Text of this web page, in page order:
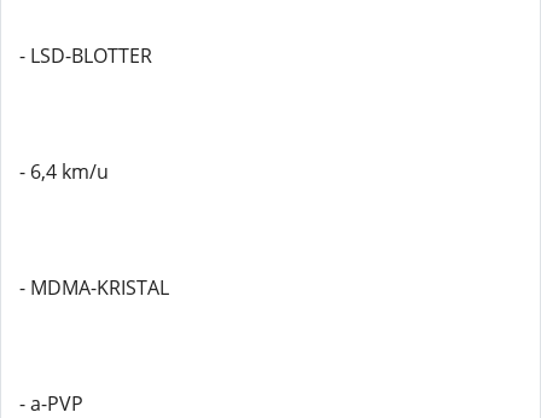
- LSD-BLOTTER
- 6,4 km/u
- MDMA-KRISTAL
- a-PVP